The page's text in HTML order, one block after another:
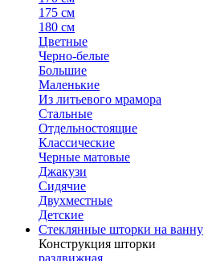
175 см
180 см
Цветные
Черно-белые
Большие
Маленькие
Из литьевого мрамора
Стальные
Отдельностоящие
Классические
Черные матовые
Джакузи
Сидячие
Двухместные
Детские
Стеклянные шторки на ванну
Конструкция шторки
раздвижная